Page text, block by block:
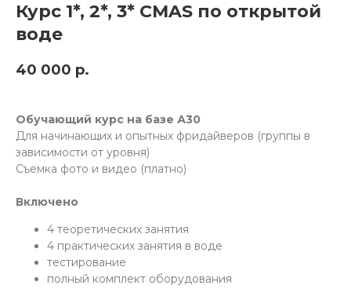
Курс 1*, 2*, 3* CMAS по открытой
воде
40 000 р.
Обучающий курс на базе А30
Для начинающих и опытных фридайверов (группы в
зависимости от уровня)
Съемка фото и видео (платно)
Включено
4 теоретических занятия
4 практических занятия в воде
тестирование
полный комплект оборудования